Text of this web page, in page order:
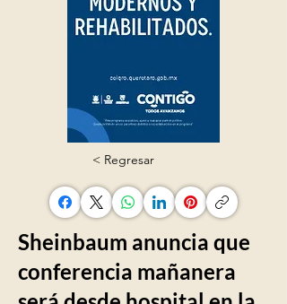
< Regresar
Sheinbaum anuncia que
conferencia mañanera